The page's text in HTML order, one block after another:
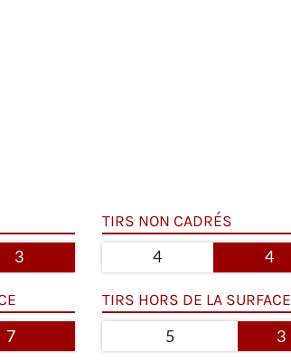
3
TIRS NON CADRÉS
4 4
7
TIRS HORS DE LA SURFACE
5 3